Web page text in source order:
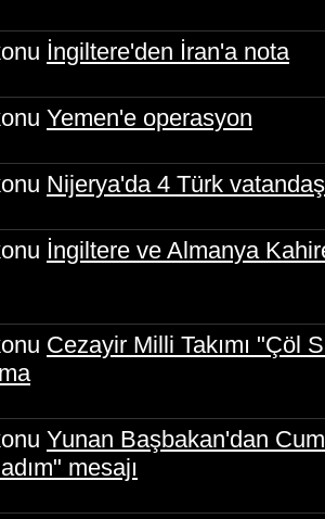
İngiltere'den İran'a nota
Yemen'e operasyon
Nijerya'da 4 Türk
İngiltere ve Almanya
Cezayir Milli Takımı "Çöl
Yunan Başbakan'dan
mesajı